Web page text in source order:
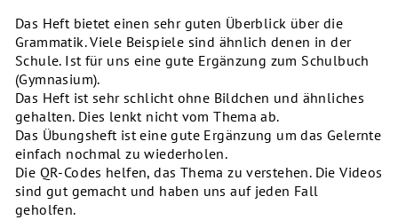
Das Heft bietet einen sehr guten Überblick über die
Grammatik. Viele Beispiele sind ähnlich denen in der
Schule. Ist für uns eine gute Ergänzung zum Schulbuch
(Gymnasium).
Das Heft ist sehr schlicht ohne Bildchen und ähnliches
gehalten. Dies lenkt nicht vom Thema ab.
Das Übungsheft ist eine gute Ergänzung um das Gelernte
einfach nochmal zu wiederholen.
Die QR-Codes helfen, das Thema zu verstehen. Die Videos
sind gut gemacht und haben uns auf jeden Fall
geholfen.